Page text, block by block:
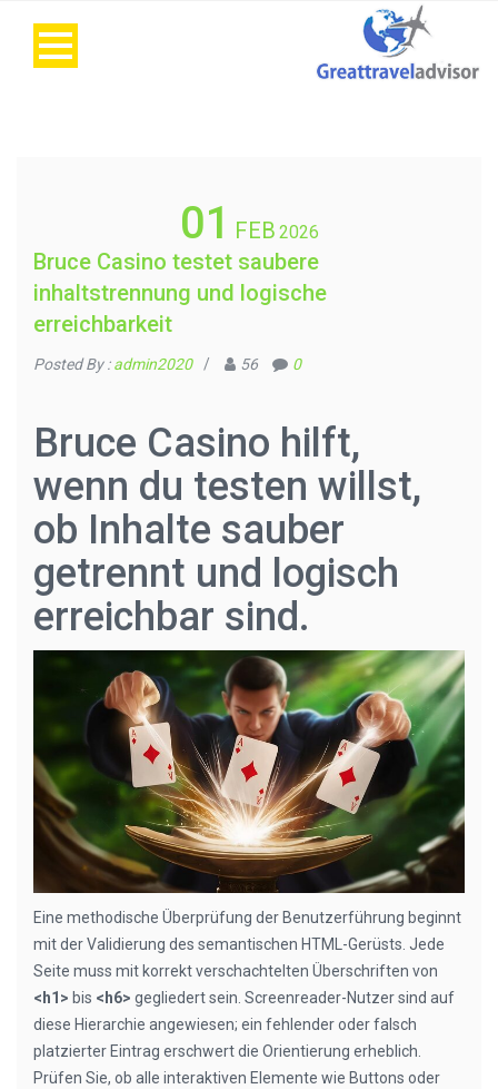
01 FEB 2026
Bruce Casino testet saubere
inhaltstrennung und logische
erreichbarkeit
Posted By :admin2020 / 56 0
Bruce Casino hilft,
wenn du testen willst,
ob Inhalte sauber
getrennt und logisch
erreichbar sind.
Eine methodische Überprüfung der Benutzerführung beginnt
mit der Validierung des semantischen HTML-Gerüsts. Jede
Seite muss mit korrekt verschachtelten Überschriften von
<h1> bis <h6> gegliedert sein. Screenreader-Nutzer sind auf
diese Hierarchie angewiesen; ein fehlender oder falsch
platzierter Eintrag erschwert die Orientierung erheblich.
Prüfen Sie, ob alle interaktiven Elemente wie Buttons oder